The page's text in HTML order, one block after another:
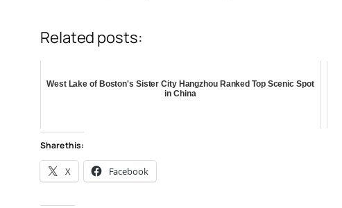
Related posts:
West Lake of Boston's Sister City Hangzhou Ranked Top Scenic Spot
in China
Share this:
X Facebook